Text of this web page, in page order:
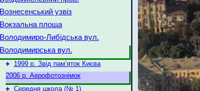
Вознесенський узвіз
Вокзальна площа
Володимиро-Либідська вул.
Володимирська вул.
+ 1999 р. Звід пам’яток Києва
2006 р. Аерофотознімок
+ Середня школа (№ 1)